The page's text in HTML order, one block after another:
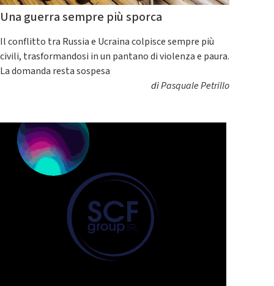
Una guerra sempre più sporca
Il conflitto tra Russia e Ucraina colpisce sempre più
civili, trasformandosi in un pantano di violenza e paura.
La domanda resta sospesa
diPasquale Petrillo